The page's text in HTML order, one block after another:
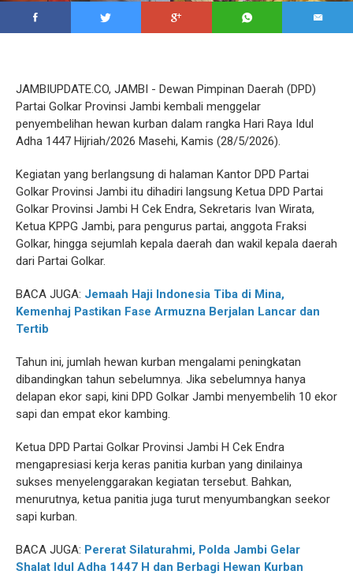
JAMBIUPDATE.CO, JAMBI - Dewan Pimpinan Daerah (DPD)
Partai Golkar Provinsi Jambi kembali menggelar
penyembelihan hewan kurban dalam rangka Hari Raya Idul
Adha 1447 Hijriah/2026 Masehi, Kamis (28/5/2026).
Kegiatan yang berlangsung di halaman Kantor DPD Partai
Golkar Provinsi Jambi itu dihadiri langsung Ketua DPD Partai
Golkar Provinsi Jambi H Cek Endra, Sekretaris Ivan Wirata,
Ketua KPPG Jambi, para pengurus partai, anggota Fraksi
Golkar, hingga sejumlah kepala daerah dan wakil kepala daerah
dari Partai Golkar.
BACA JUGA: Jemaah Haji Indonesia Tiba di Mina,
Kemenhaj Pastikan Fase Armuzna Berjalan Lancar dan
Tertib
Tahun ini, jumlah hewan kurban mengalami peningkatan
dibandingkan tahun sebelumnya. Jika sebelumnya hanya
delapan ekor sapi, kini DPD Golkar Jambi menyembelih 10 ekor
sapi dan empat ekor kambing.
Ketua DPD Partai Golkar Provinsi Jambi H Cek Endra
mengapresiasi kerja keras panitia kurban yang dinilainya
sukses menyelenggarakan kegiatan tersebut. Bahkan,
menurutnya, ketua panitia juga turut menyumbangkan seekor
sapi kurban.
BACA JUGA: Pererat Silaturahmi, Polda Jambi Gelar
Shalat Idul Adha 1447 H dan Berbagi Hewan Kurban